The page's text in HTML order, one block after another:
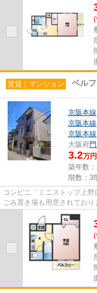
(
賃貸｜マンション ベル
京阪本線
京阪本線
京阪本線
大阪府
3.2万円
築年数
階数：3
コンビニ「ミニストップ上
ごみ置き場も用意されてお
で、カードで決済したい方に
(